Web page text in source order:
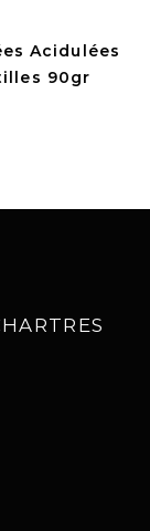
Acidulées
90gr